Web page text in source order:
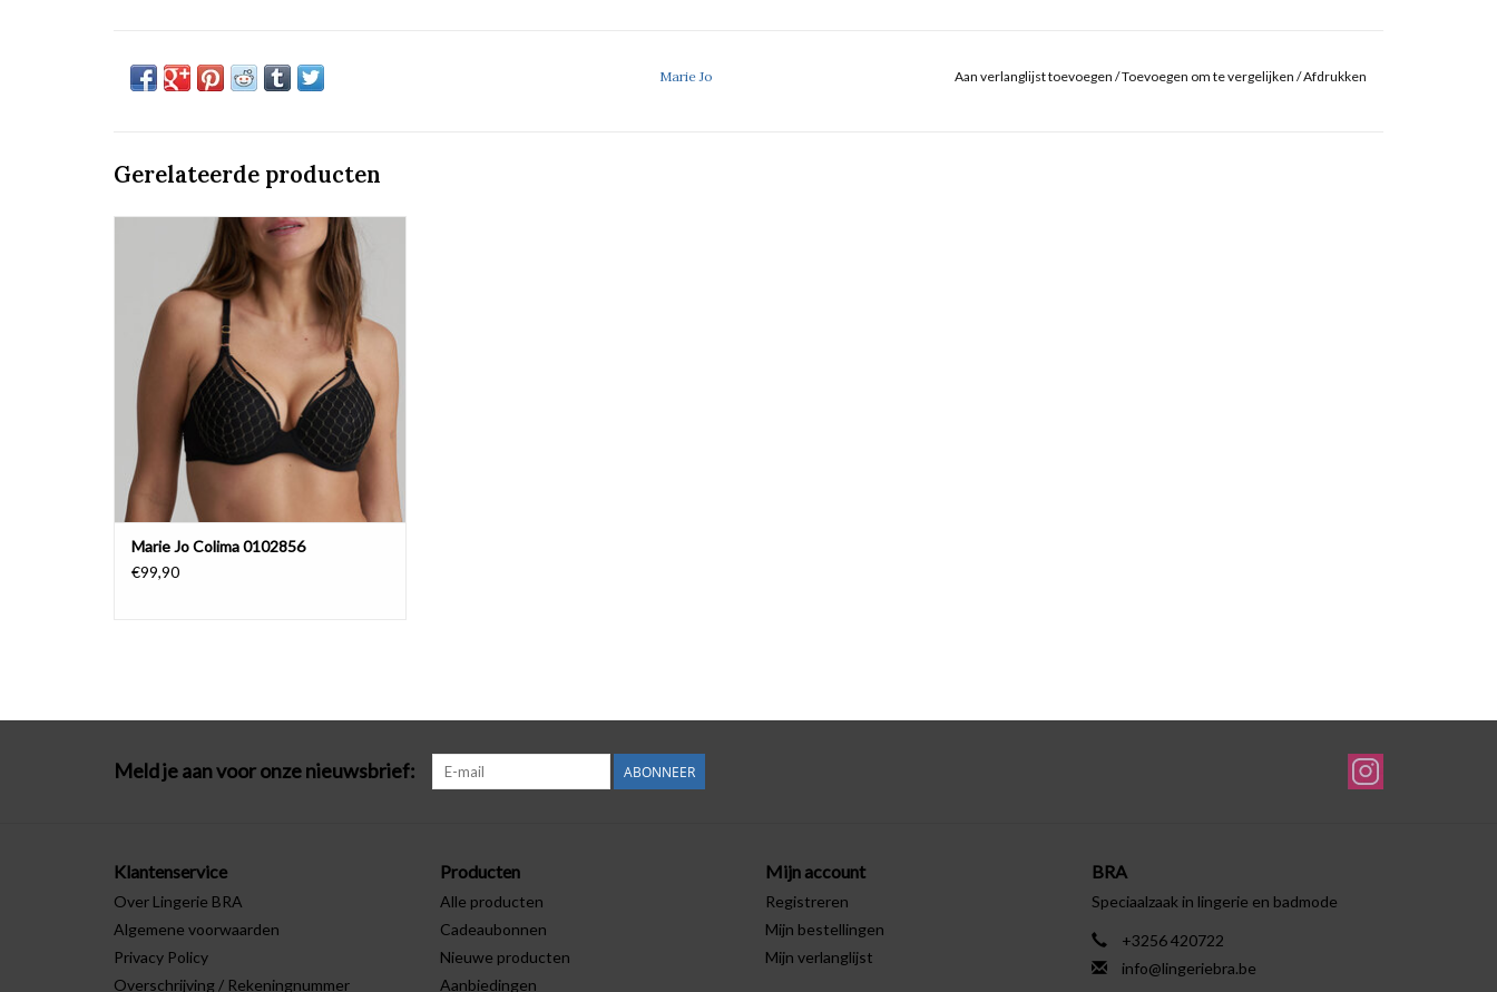
Marie Jo Aan verlanglijst toevoegen /Toevoegen om te vergelijken /Afdrukken
Gerelateerde producten
Voorgevormde Bh Hartvorm
Marie Jo Colima
TOEVOEGEN AAN WINKELWAGEN
Marie Jo Colima 0102856
€99,90
Meld je aan voor onze nieuwsbrief: ABONNEER
Klantenservice
Over Lingerie BRA
Algemene voorwaarden
Privacy Policy
Overschrijving / Rekeningnummer
Producten
Alle producten
Cadeaubonnen
Nieuwe producten
Aanbiedingen
Mijn account
Registreren
Mijn bestellingen
Mijn verlanglijst
BRA
Speciaalzaak in lingerie en badmode
+3256 420722
info@lingeriebra.be